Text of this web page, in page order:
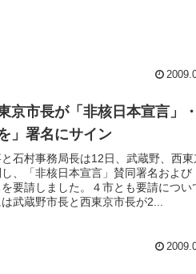
京市長が「非核日本宣言」・
」署名にサイン
石村事務局長は12日、武蔵野、西東
、「非核日本宣言」賛同署名および
要請しました。４市とも要請につい
武蔵野市長と西東京市長が2...